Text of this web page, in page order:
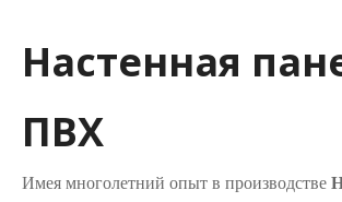
Настенная
ПВХ
Имея многолетний опыт в производстве